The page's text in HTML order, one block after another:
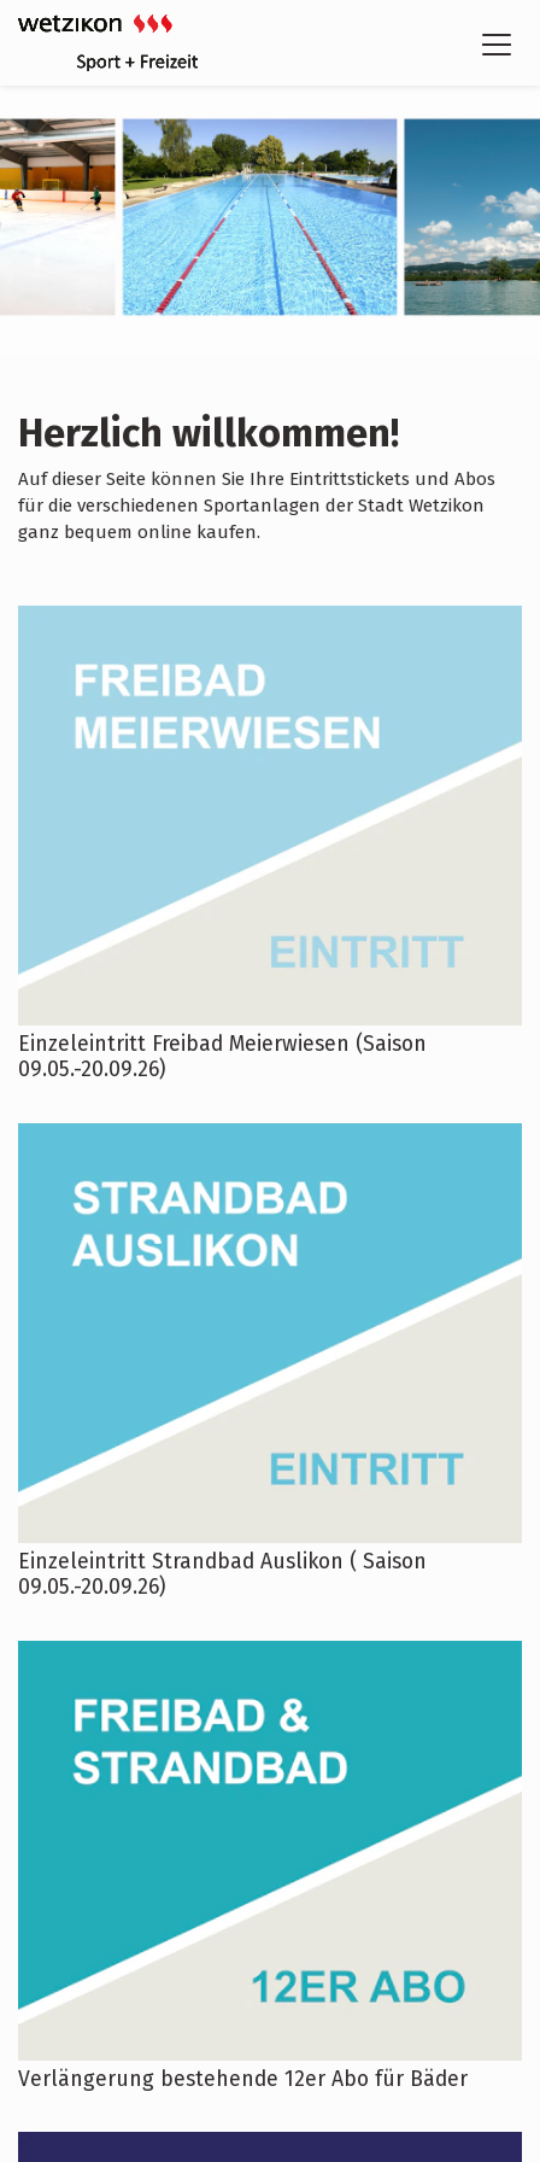
Herzlich willkommen!
Auf dieser Seite können Sie Ihre Eintrittstickets und Abos
für die verschiedenen Sportanlagen der Stadt Wetzikon
ganz bequem online kaufen.
Einzeleintritt Freibad Meierwiesen (Saison
09.05.-20.09.26)
Einzeleintritt Strandbad Auslikon ( Saison
09.05.-20.09.26)
Verlängerung bestehende 12er Abo für Bäder